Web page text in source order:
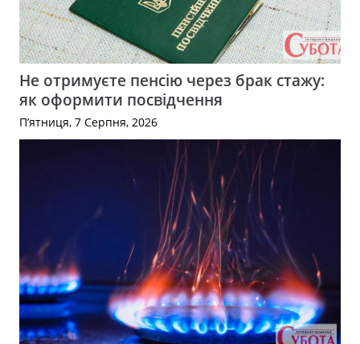
Не отримуєте пенсію через брак стажу:
як оформити посвідчення
П’ятниця, 7 Серпня, 2026